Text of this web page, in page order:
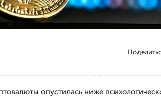
опустилась ниже